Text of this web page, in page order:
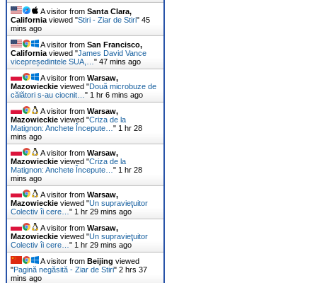
A visitor from Santa Clara,
California viewed "Stiri - Ziar de Stiri" 45
mins ago
A visitor from San Francisco,
California viewed "James David Vance
vicepreședintele SUA,… " 47 mins ago
A visitor from Warsaw,
Mazowieckie viewed "Două microbuze de
călători s-au ciocnit… " 1 hr 6 mins ago
A visitor from Warsaw,
Mazowieckie viewed "Criza de la
Matignon: Anchete Începute… " 1 hr 28
mins ago
A visitor from Warsaw,
Mazowieckie viewed "Criza de la
Matignon: Anchete Începute… " 1 hr 28
mins ago
A visitor from Warsaw,
Mazowieckie viewed "Un supravieţuitor
Colectiv îi cere… " 1 hr 29 mins ago
A visitor from Warsaw,
Mazowieckie viewed "Un supravieţuitor
Colectiv îi cere… " 1 hr 29 mins ago
A visitor from Beijing viewed
"Pagină negăsită - Ziar de Stiri" 2 hrs 37
mins ago